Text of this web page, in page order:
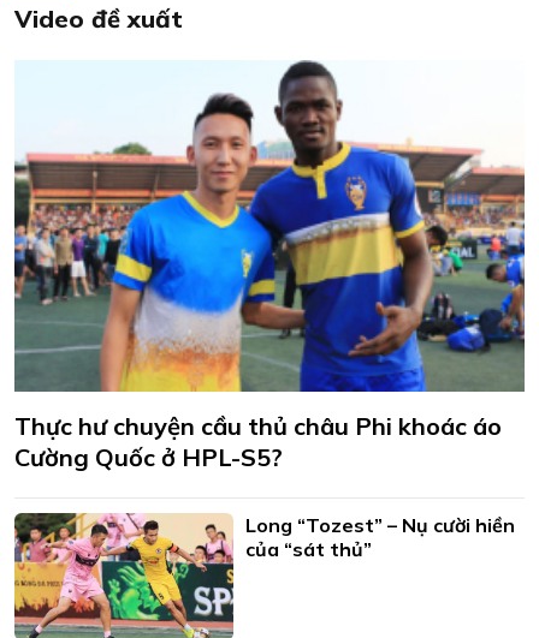
Video đề xuất
Thực hư chuyện cầu thủ châu Phi khoác áo
Cường Quốc ở HPL-S5?
Long “Tozest” – Nụ cười hiền
của “sát thủ”